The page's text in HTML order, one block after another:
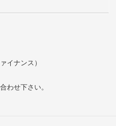
イナンス）
わせ下さい。